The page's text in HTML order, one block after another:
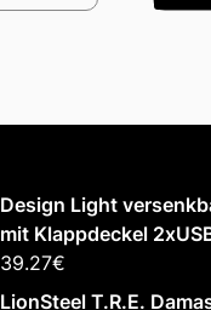
Design Light
mit Klappdeckel
39.27€
LionSteel T.R.E.